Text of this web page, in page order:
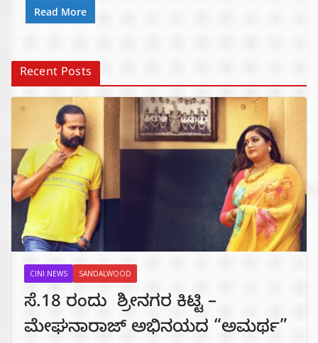
Read More
Recent Posts
CINI NEWS SANDALWOOD
ಸೆ.18 ರಂದು ಶ್ರೀನಗರ ಕಿಟ್ಟಿ –
ಮೇಘನಾರಾಜ್ ಅಭಿನಯದ “ಅಮರ್ಥ”